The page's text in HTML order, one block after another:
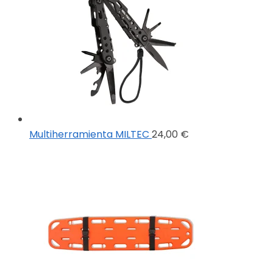
Multiherramienta MILTEC 24,00 €